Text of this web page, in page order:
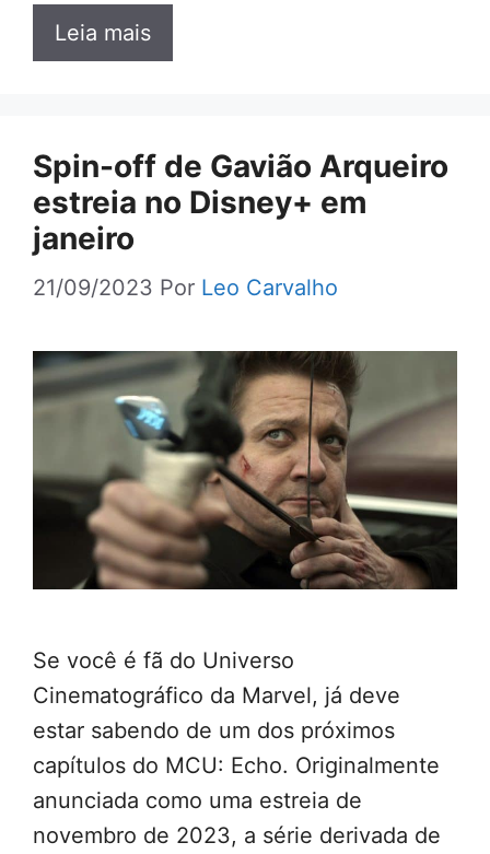
Leia mais
Spin-off de Gavião Arqueiro
estreia no Disney+ em
janeiro
21/09/2023 Por Leo Carvalho
Se você é fã do Universo
Cinematográfico da Marvel, já deve
estar sabendo de um dos próximos
capítulos do MCU: Echo. Originalmente
anunciada como uma estreia de
novembro de 2023, a série derivada de